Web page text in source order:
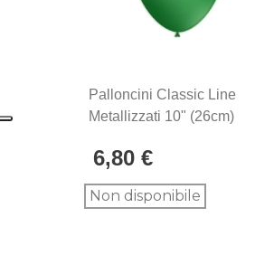
Palloncini Classic Line
Metallizzati 10" (26cm)
6,80 €
Non disponibile